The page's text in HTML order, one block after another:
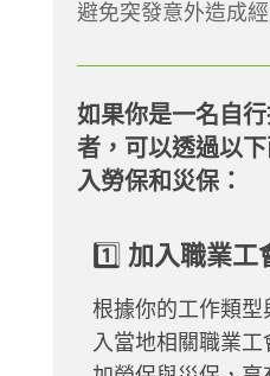
避免突發意外造成
如果你是一名自
者，可以透過以
入勞保和災保：
1️⃣ 加入職業工
根據你的工作類型
入當地相關職業